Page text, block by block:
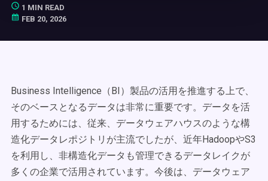
1 MIN READ
FEB 20, 2026
Business Intelligence（BI）製品の活用を推進する上で、
そのベースとなるデータは非常に重要です。データを活
用するためには、従来、データウェアハウスのような構
造化データレポジトリが主流でしたが、近年HadoopやS3
を利用し、非構造化データも管理できるデータレイクが
多くの企業で活用されています。今後は、データウェア